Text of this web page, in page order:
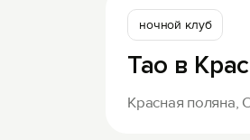
ночной клуб
Tao в
Красная поляна,